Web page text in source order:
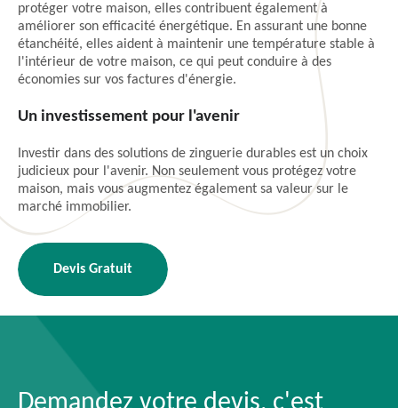
protéger votre maison, elles contribuent également à
améliorer son efficacité énergétique. En assurant une bonne
étanchéité, elles aident à maintenir une température stable à
l'intérieur de votre maison, ce qui peut conduire à des
économies sur vos factures d'énergie.
Un investissement pour l'avenir
Investir dans des solutions de zinguerie durables est un choix
judicieux pour l'avenir. Non seulement vous protégez votre
maison, mais vous augmentez également sa valeur sur le
marché immobilier.
Devis Gratuit